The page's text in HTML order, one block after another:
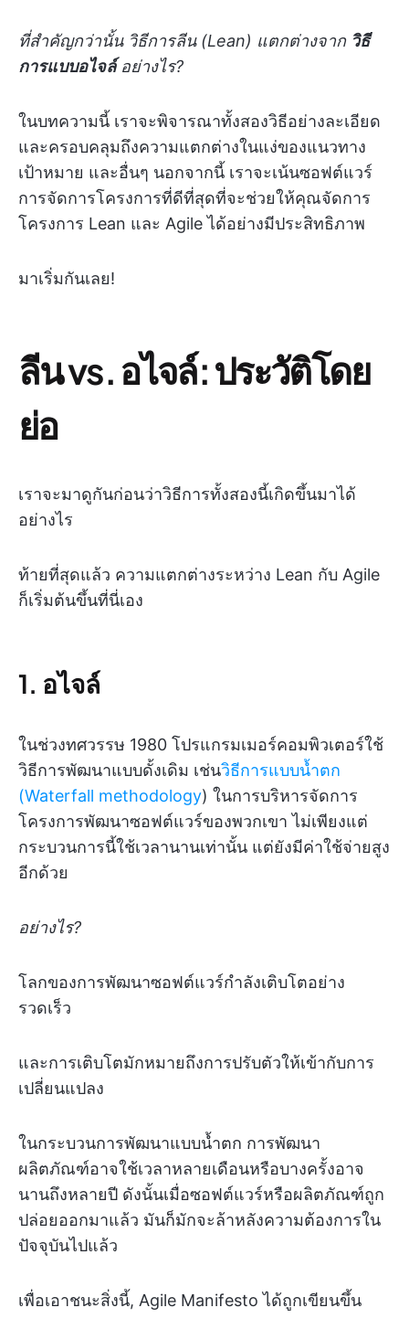
ที่สำคัญกว่านั้น วิธีการลีน (Lean) แตกต่างจาก วิธี
การแบบอไจล์อย่างไร?
ในบทความนี้ เราจะพิจารณาทั้งสองวิธีอย่างละเอียด
และครอบคลุมถึงความแตกต่างในแง่ของแนวทาง
เป้าหมาย และอื่นๆ นอกจากนี้ เราจะเน้นซอฟต์แวร์
การจัดการโครงการที่ดีที่สุดที่จะช่วยให้คุณจัดการ
โครงการ Lean และ Agile ได้อย่างมีประสิทธิภาพ
มาเริ่มกันเลย!
ลีน vs. อไจล์: ประวัติโดย
ย่อ
เราจะมาดูกันก่อนว่าวิธีการทั้งสองนี้เกิดขึ้นมาได้
อย่างไร
ท้ายที่สุดแล้ว ความแตกต่างระหว่าง Lean กับ Agile
ก็เริ่มต้นขึ้นที่นี่เอง
1. อไจล์
ในช่วงทศวรรษ 1980 โปรแกรมเมอร์คอมพิวเตอร์ใช้
วิธีการพัฒนาแบบดั้งเดิม เช่นวิธีการแบบน้ำตก
(Waterfall methodology) ในการบริหารจัดการ
โครงการพัฒนาซอฟต์แวร์ของพวกเขา ไม่เพียงแต่
กระบวนการนี้ใช้เวลานานเท่านั้น แต่ยังมีค่าใช้จ่ายสูง
อีกด้วย
อย่างไร?
โลกของการพัฒนาซอฟต์แวร์กำลังเติบโตอย่าง
รวดเร็ว
และการเติบโตมักหมายถึงการปรับตัวให้เข้ากับการ
เปลี่ยนแปลง
ในกระบวนการพัฒนาแบบน้ำตก การพัฒนา
ผลิตภัณฑ์อาจใช้เวลาหลายเดือนหรือบางครั้งอาจ
นานถึงหลายปี ดังนั้นเมื่อซอฟต์แวร์หรือผลิตภัณฑ์ถูก
ปล่อยออกมาแล้ว มันก็มักจะล้าหลังความต้องการใน
ปัจจุบันไปแล้ว
เพื่อเอาชนะสิ่งนี้, Agile Manifesto ได้ถูกเขียนขึ้น